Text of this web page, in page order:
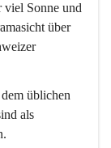
Sonne und
über
üblichen
als